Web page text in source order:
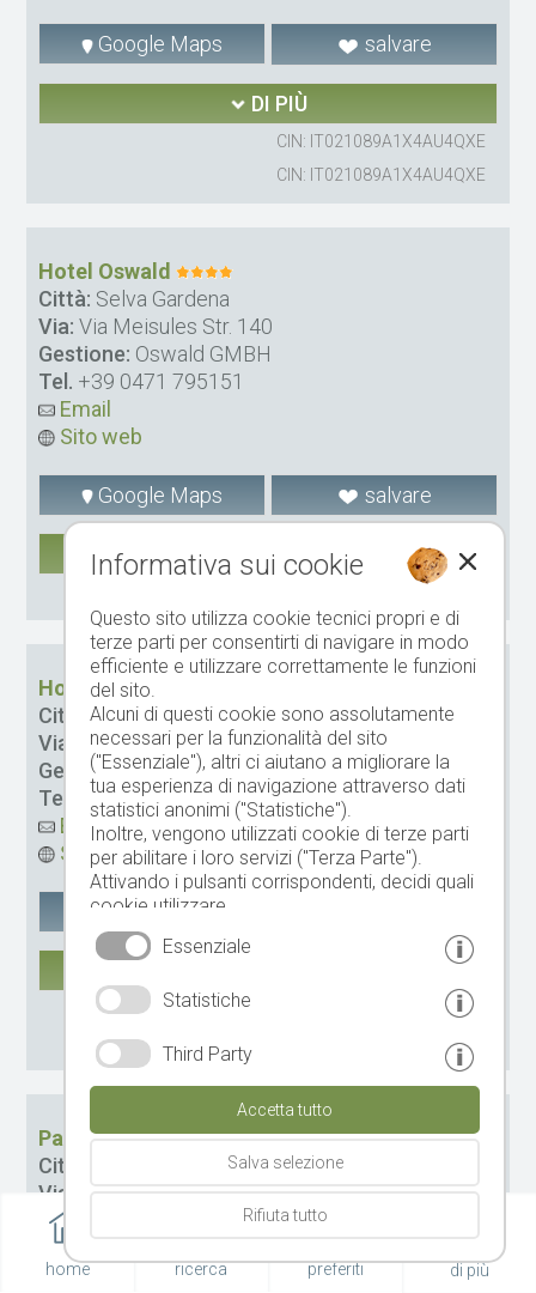
Google Maps salvare
DI PIÙ
CIN: IT021089A1X4AU4QXE
CIN: IT021089A1X4AU4QXE
Hotel Oswald
Città: Selva Gardena
Via: Via Meisules Str. 140
Gestione: Oswald GMBH
Tel. +39 0471 795151
Email
Sito web
Google Maps salvare
DI PIÙ
Hotel Chalet Portillo
Città:Selva Gardena
Via:
Meisulesstraße 65
Gestione:Oliver Senoner
Tel.
+39 0471 795205
Email
Sito web
Google Maps
CIN: IT021089A1GZGCHD28
CIN: IT021089A1T7SXPW8J
Passo Sella Mountain Resort
Città:
Selva Gardena
Via:
Gestione:
Perathoner Alan
Tel.
Email
home ricerca preferiti di più
Informativa sui cookie
Questo sito utilizza cookie tecnici propri e di
terze parti per consentirti di navigare in modo
efficiente e utilizzare correttamente le funzioni
del sito.
Alcuni di questi cookie sono assolutamente
necessari per la funzionalità del sito
("Essenziale"), altri ci aiutano a migliorare la
tua esperienza di navigazione attraverso dati
statistici anonimi ("Statistiche").
Inoltre, vengono utilizzati cookie di terze parti
per abilitare i loro servizi ("Terza Parte").
Attivando i pulsanti corrispondenti, decidi quali
cookie utilizzare.
Cliccando su "Accetta tutto", "Salva selezione"
o "Rifiuta selezione", dichiari di consentire l'uso
Il tuo consenso Puoi revocarlo in qualsiasi
Essenziale
Statistiche
Third Party
Accetta tutto
Salva selezione
Rifiuta tutto